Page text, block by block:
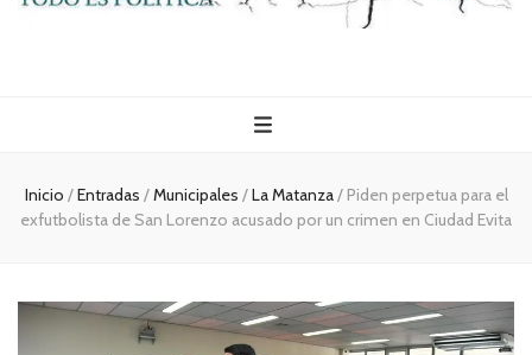
Todo es
(rosca)
política
Inicio /Entradas /Municipales /La Matanza/ Piden perpetua para el
exfutbolista de San Lorenzo acusado por un crimen en Ciudad Evita